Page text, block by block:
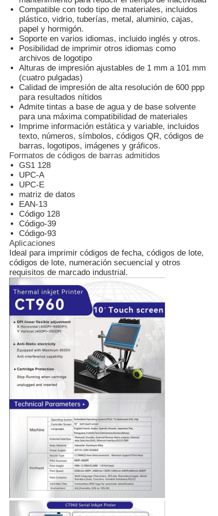
Máquina de marcado con láser de CO2
Máquina de marcado láser UV
Impresora de inyección de tinta
Cartuchos de tinta industriales
Máquina de transporte de páginas
Impresoras UV industriales
Máquina de sellado continuo
Compatible con todo tipo de materiales, incluidos
plástico, vidrio, tuberías, metal, aluminio, cajas,
papel y hormigón.
Soporte en varios idiomas, incluido inglés y otros.
Posibilidad de imprimir otros idiomas como
archivos de logotipo
Alturas de impresión ajustables de 1 mm a 101 mm
(cuatro pulgadas)
Calidad de impresión de alta resolución de 600 ppp
para resultados nítidos
Admite tintas a base de agua y de base solvente
para una máxima compatibilidad de materiales
Imprime información estática y variable, incluidos
texto, números, símbolos, códigos QR, códigos de
barras, logotipos, imágenes y gráficos.
Formatos de códigos de barras admitidos
GS1 128
UPC-A
UPC-E
matriz de datos
EAN-13
Código 128
Código-39
Código-93
Aplicaciones
Ideal para imprimir códigos de fecha, códigos de lote,
códigos de lote, numeración secuencial y otros
requisitos de marcado industrial.